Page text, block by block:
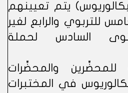
يتم تعيينهم
للتربوي والرابع لغير
السادس لحملة
للمحضِّرين والمحضِّرات
في المختبرات